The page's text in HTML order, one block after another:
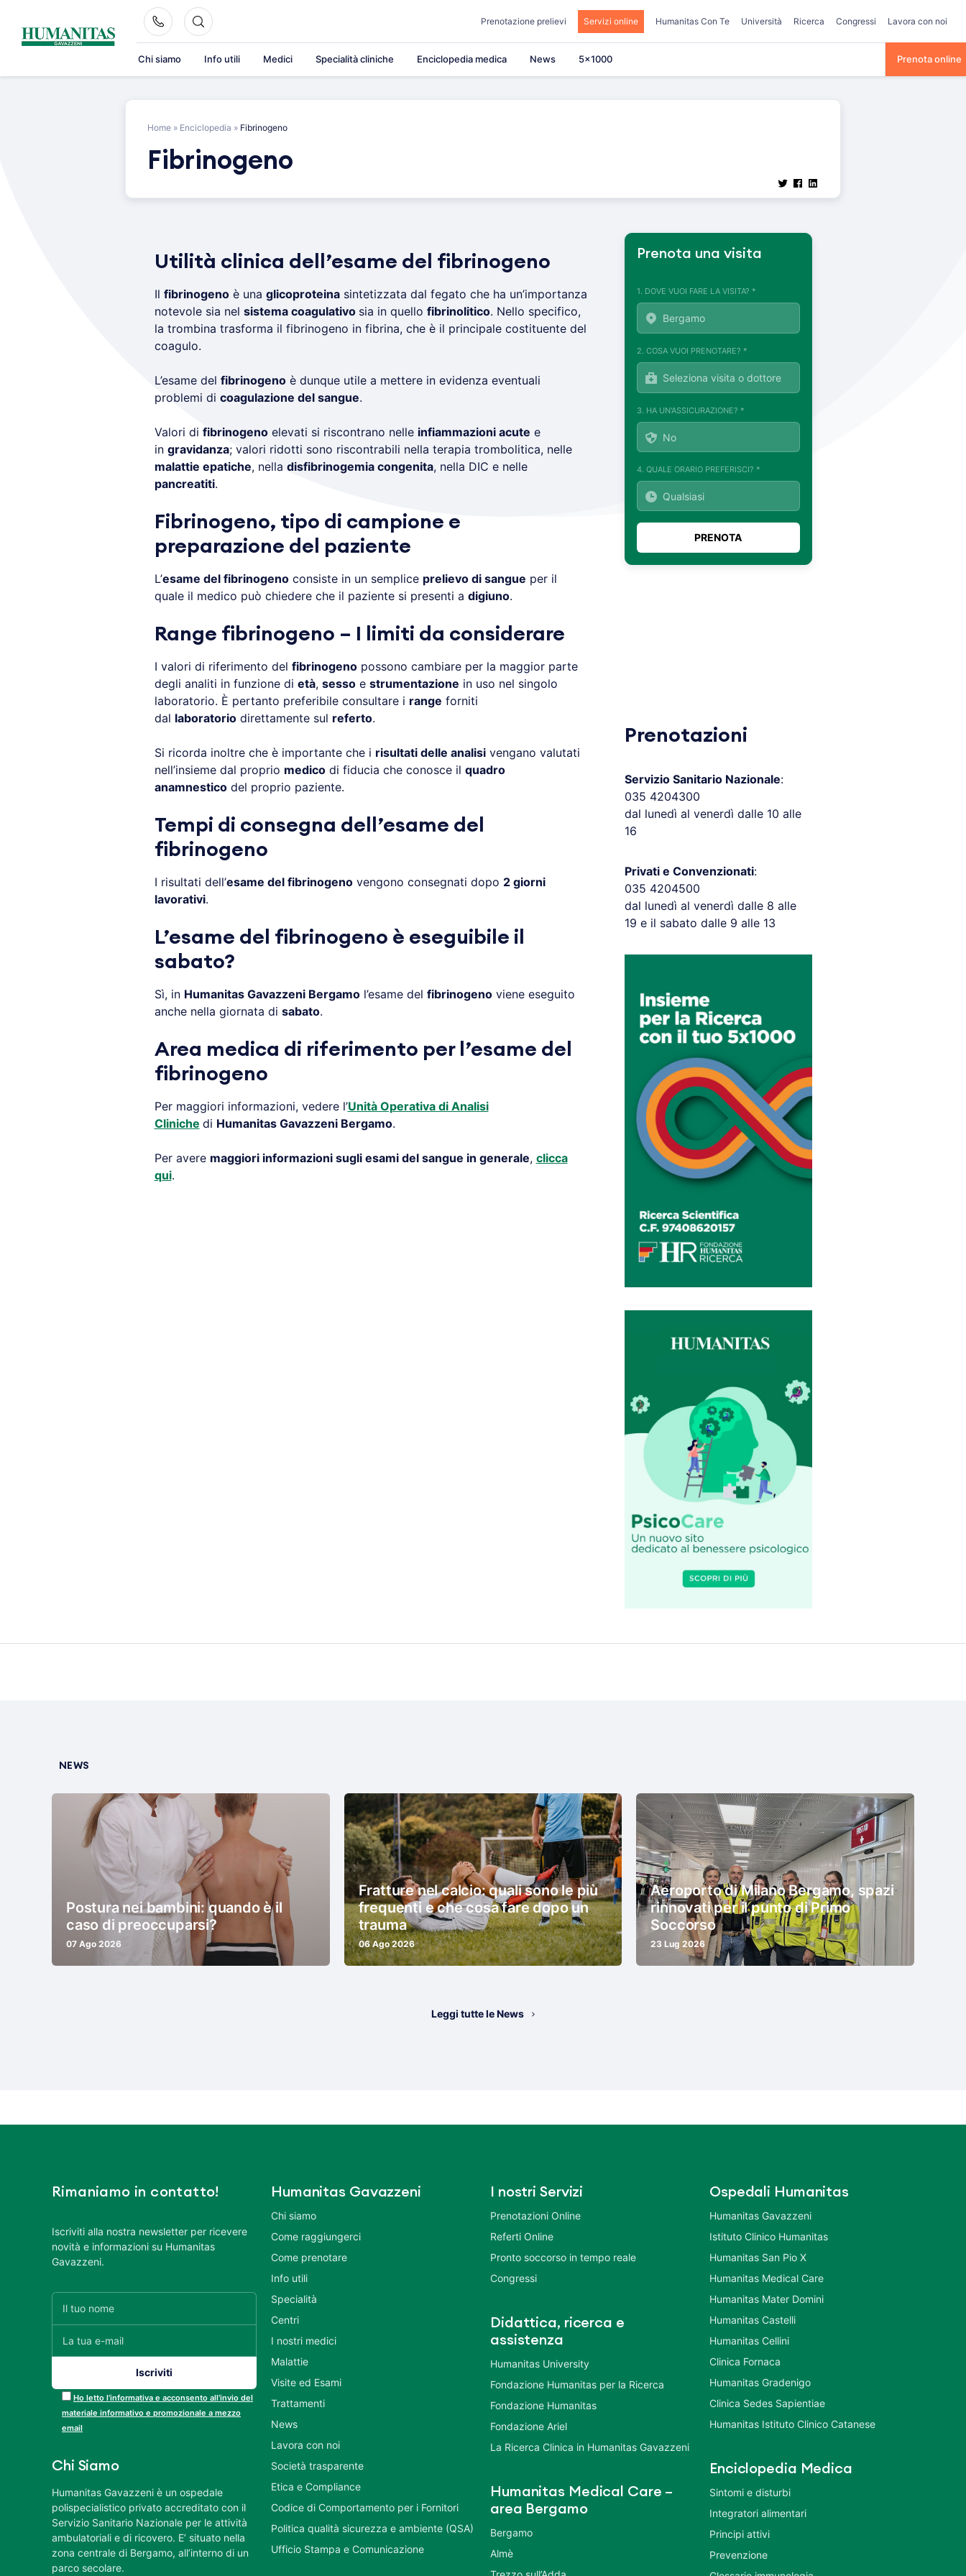
content
Prenotazione prelievi Servizi online Humanitas Con Te Università Ricerca Congressi Lavora con noi
Chi siamo Info utili Medici Specialità cliniche Enciclopedia medica News 5×1000 Prenota online
Home » Enciclopedia » Fibrinogeno
Fibrinogeno
Utilità clinica dell’esame del fibrinogeno
Il fibrinogenoè una glicoproteinasintetizzata dal fegato che ha un’importanza
notevole sia nel sistema coagulativo sia in quello fibrinolitico. Nello specifico,
la trombina trasforma il fibrinogeno in fibrina, che è il principale costituente del
coagulo.
L’esame del fibrinogenoè dunque utile a mettere in evidenza eventuali
problemi di coagulazione del sangue.
Valori di fibrinogenoelevati si riscontrano nelle infiammazioni acute e
in gravidanza; valori ridotti sono riscontrabili nella terapia trombolitica, nelle
malattie epatiche, nella disfibrinogemia congenita, nella DIC e nelle
pancreatiti.
Fibrinogeno, tipo di campione e
preparazione del paziente
L’esame del fibrinogenoconsiste in un semplice prelievo di sangue per il
quale il medico può chiedere che il paziente si presenti a digiuno.
Range fibrinogeno – I limiti da considerare
I valori di riferimento del fibrinogenopossono cambiare per la maggior parte
degli analiti in funzione di età, sessoe strumentazione in uso nel singolo
laboratorio. È pertanto preferibile consultare i range forniti
dal laboratoriodirettamente sul referto.
Si ricorda inoltre che è importante che i risultati delle analisivengano valutati
nell’insieme dal proprio medicodi fiducia che conosce il quadro
anamnesticodel proprio paziente.
Tempi di consegna dell’esame del
fibrinogeno
I risultati dell’esame del fibrinogenovengono consegnati dopo 2 giorni
lavorativi.
L’esame del fibrinogeno è eseguibile il
sabato?
Sì, in Humanitas Gavazzeni Bergamol’esame del fibrinogenoviene eseguito
anche nella giornata di sabato.
Area medica di riferimento per l’esame del
fibrinogeno
Per maggiori informazioni, vedere l’Unità Operativa di Analisi
Cliniche di Humanitas Gavazzeni Bergamo.
Per avere maggiori informazioni sugli esami del sangue in generale, clicca
qui.
Prenota una visita
1. DOVE VUOI FARE LA VISITA? *
2. COSA VUOI PRENOTARE? *
3. HA UN'ASSICURAZIONE? *
4. QUALE ORARIO PREFERISCI? *
Prenotazioni
Servizio Sanitario Nazionale:
035 4204300
dal lunedì al venerdì dalle 10 alle
16
Privati e Convenzionati:
035 4204500
dal lunedì al venerdì dalle 8 alle
19 e il sabato dalle 9 alle 13
NEWS
Postura nei bambini: quando è il
caso di preoccuparsi?
07 Ago 2026
Fratture nel calcio: quali sono le più
frequenti e che cosa fare dopo un
trauma
06 Ago 2026
Aeroporto di Milano Bergamo, spazi
rinnovati per il punto di Primo
Soccorso
23 Lug 2026
Leggi tutte le News
Rimaniamo in contatto!
Iscriviti alla nostra newsletter per ricevere
novità e informazioni su Humanitas
Gavazzeni.
Ho letto l’informativa e acconsento all’invio del
materiale informativo e promozionale a mezzo
email
Chi Siamo
Humanitas Gavazzeni è un ospedale
polispecialistico privato accreditato con il
Servizio Sanitario Nazionale per le attività
ambulatoriali e di ricovero. E’ situato nella
zona centrale di Bergamo, all’interno di un
parco secolare.
Humanitas Gavazzeni
Chi siamo
Come raggiungerci
Come prenotare
Info utili
Specialità
Centri
I nostri medici
Malattie
Visite ed Esami
Trattamenti
News
Lavora con noi
Società trasparente
Etica e Compliance
Codice di Comportamento per i Fornitori
Politica qualità sicurezza e ambiente (QSA)
Ufficio Stampa e Comunicazione
I nostri Servizi
Prenotazioni Online
Referti Online
Pronto soccorso in tempo reale
Congressi
Didattica, ricerca e
assistenza
Humanitas University
Fondazione Humanitas per la Ricerca
Fondazione Humanitas
Fondazione Ariel
La Ricerca Clinica in Humanitas Gavazzeni
Humanitas Medical Care –
area Bergamo
Bergamo
Almè
Ospedali Humanitas
Humanitas Gavazzeni
Istituto Clinico Humanitas
Humanitas San Pio X
Humanitas Medical Care
Humanitas Mater Domini
Humanitas Castelli
Humanitas Cellini
Clinica Fornaca
Humanitas Gradenigo
Clinica Sedes Sapientiae
Humanitas Istituto Clinico Catanese
Enciclopedia Medica
Sintomi e disturbi
Integratori alimentari
Principi attivi
Prevenzione